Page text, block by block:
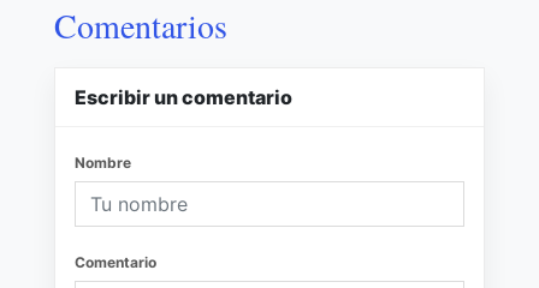
Comentarios
Escribir un comentario
Nombre
Comentario